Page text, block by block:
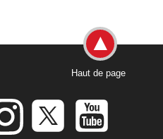
Haut de page